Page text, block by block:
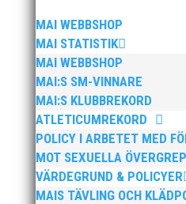
MAI WEBBSHOP
MAI STATISTIK
MAI WEBBSHOP
MAI:S SM-VINNARE
MAI:S KLUBBREKORD
ATLETICUMREKORD
POLICY I ARBETET MED
MOT SEXUELLA
VÄRDEGRUND & POLICYER
MAIS TÄVLING OCH
Den 16-17 mars är det dags
arrangemang. Då anordnar
Svenska Friidrottsförbundet
för 13-14 åringar. De
Götalandsregionen och
Götalandsmästerskapen är